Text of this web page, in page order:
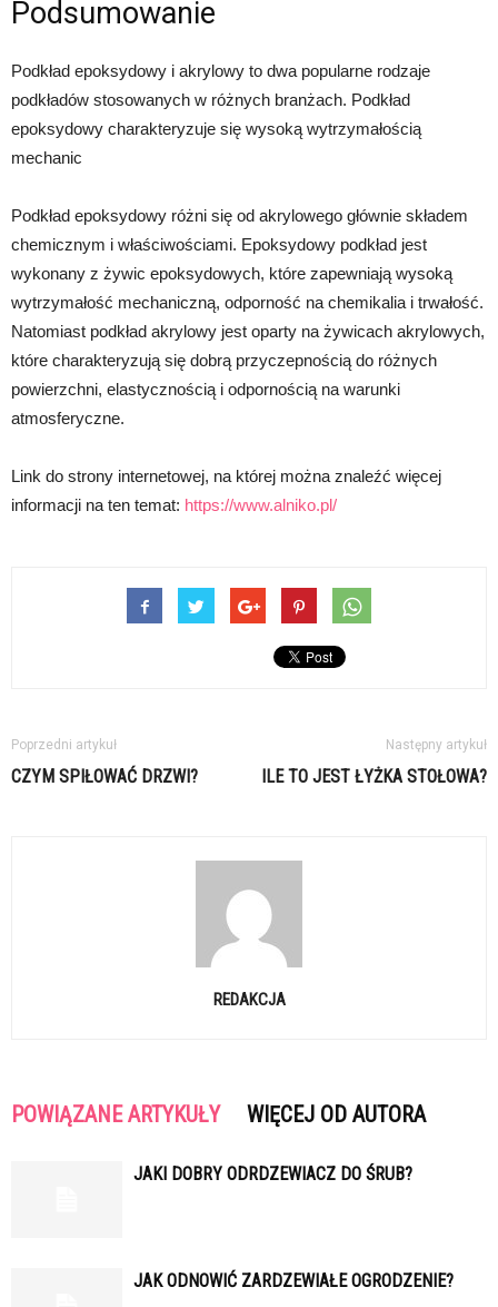
Podsumowanie
Podkład epoksydowy i akrylowy to dwa popularne rodzaje
podkładów stosowanych w różnych branżach. Podkład
epoksydowy charakteryzuje się wysoką wytrzymałością
mechanic
Podkład epoksydowy różni się od akrylowego głównie składem
chemicznym i właściwościami. Epoksydowy podkład jest
wykonany z żywic epoksydowych, które zapewniają wysoką
wytrzymałość mechaniczną, odporność na chemikalia i trwałość.
Natomiast podkład akrylowy jest oparty na żywicach akrylowych,
które charakteryzują się dobrą przyczepnością do różnych
powierzchni, elastycznością i odpornością na warunki
atmosferyczne.
Link do strony internetowej, na której można znaleźć więcej
informacji na ten temat: https://www.alniko.pl/
Poprzedni artykuł
CZYM SPIŁOWAĆ DRZWI?
Następny artykuł
ILE TO JEST ŁYŻKA STOŁOWA?
REDAKCJA
POWIĄZANE ARTYKUŁY WIĘCEJ OD AUTORA
JAKI DOBRY ODRDZEWIACZ DO ŚRUB?
JAK ODNOWIĆ ZARDZEWIAŁE OGRODZENIE?